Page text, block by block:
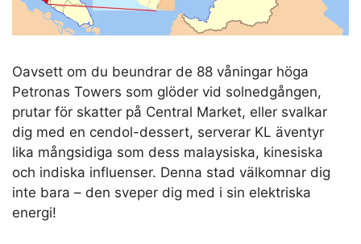
Oavsett om du beundrar de 88 våningar höga
Petronas Towers som glöder vid solnedgången,
prutar för skatter på Central Market, eller svalkar
dig med en cendol-dessert, serverar KL äventyr
lika mångsidiga som dess malaysiska, kinesiska
och indiska influenser. Denna stad välkomnar dig
inte bara – den sveper dig med i sin elektriska
energi!